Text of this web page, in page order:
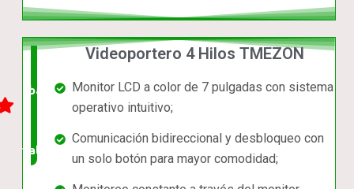
barato,
valorado!
Videoportero 4 Hilos TMEZON
Monitor LCD a color de 7 pulgadas con sistema
operativo intuitivo;
Comunicación bidireccional y desbloqueo con
un solo botón para mayor comodidad;